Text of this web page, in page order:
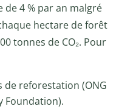
4 % par an malgré
hectare de forêt
tonnes de CO₂. Pour
reforestation (ONG
Foundation).